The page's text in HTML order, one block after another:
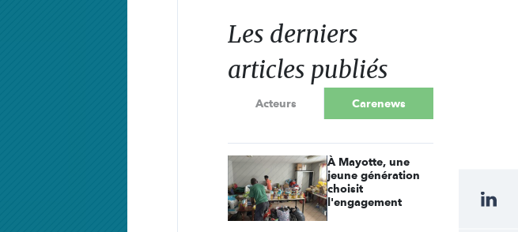
Les derniers
articles publiés
Acteurs Carenews
À Mayotte, une
jeune génération
choisit
l'engagement